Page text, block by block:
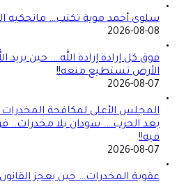
سلوى أحمد موية تكتب… ماتحكيه
2026-08-08
فوق كل إرادة إرادة الله…. حين يريد
الأرض تستطيع منعه!!
2026-08-07
المجلس الأعلى لمكافحة
بعد الحرب…. سودان بلا مخدرات..
فيه!!
2026-08-07
عقوبة المخدرات… حين يعجز